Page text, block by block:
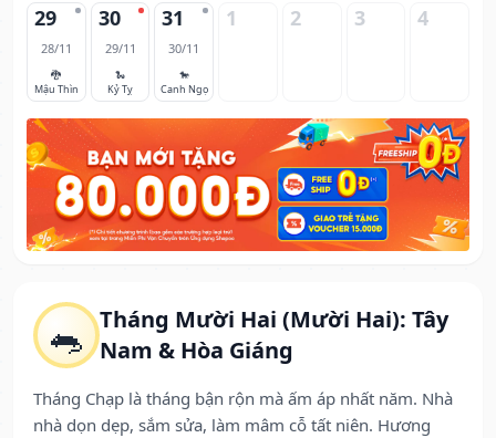
🐀 Tháng Mười Hai (Mười Hai): Tây
Nam & Hòa Giáng
Tháng Chạp là tháng bận rộn mà ấm áp nhất năm. Nhà
nhà dọn dẹp, sắm sửa, làm mâm cỗ tất niên. Hương
29
28/11
🐉
Mậu Thìn
30
29/11
🐍
Kỷ Tỵ
31
30/11
🐎
Canh Ngọ
1 2 3 4